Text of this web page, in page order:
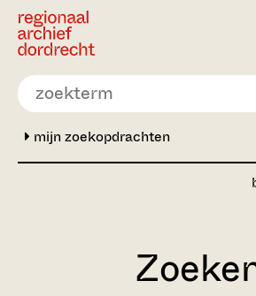
Ga direct naar de inhoud
mijn zoekopdrachten